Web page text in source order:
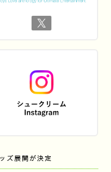
ズ展開が決定